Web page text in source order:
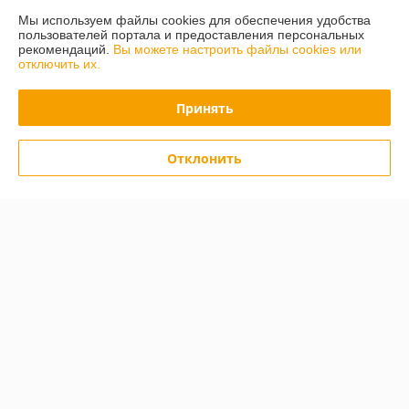
Полная версия сайта
Сайт создан на платформе Deal.by
Мы используем файлы cookies для обеспечения удобства
пользователей портала и предоставления персональных
рекомендаций. Вы можете настроить файлы cookies или
отключить их.
Принять
Отклонить